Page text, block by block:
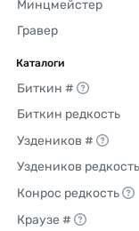
Минцмейстер
Гравер
Каталоги
Биткин #
Биткин редкость
Уздеников #
Уздеников редкость
Конрос редкость
Краузе #